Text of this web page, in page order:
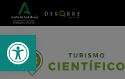
Abrir barra de herramientas